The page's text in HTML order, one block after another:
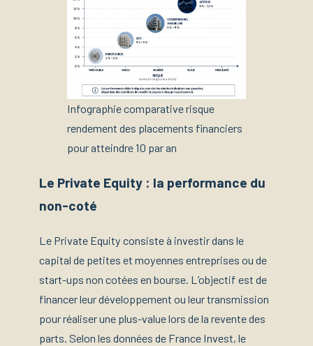
Infographie comparative risque
rendement des placements financiers
pour atteindre 10 par an
Le Private Equity : la performance du
non-coté
Le Private Equity consiste à investir dans le
capital de petites et moyennes entreprises ou de
start-ups non cotées en bourse. L’objectif est de
financer leur développement ou leur transmission
pour réaliser une plus-value lors de la revente des
parts. Selon les données de France Invest, le